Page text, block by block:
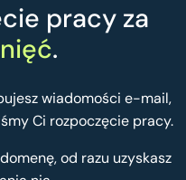
pracy za
.
wiadomości e-mail,
Ci rozpoczęcie pracy.
od razu uzyskasz